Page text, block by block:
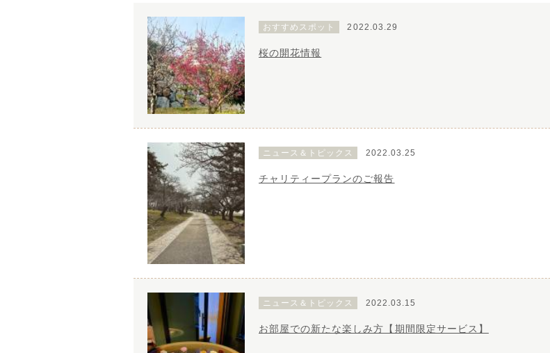
おすすめスポット 2022.03.29
桜の開花情報
ニュース＆トピックス 2022.03.25
チャリティープランのご報告
ニュース＆トピックス 2022.03.15
お部屋での新たな楽しみ方【期間限定サービス】